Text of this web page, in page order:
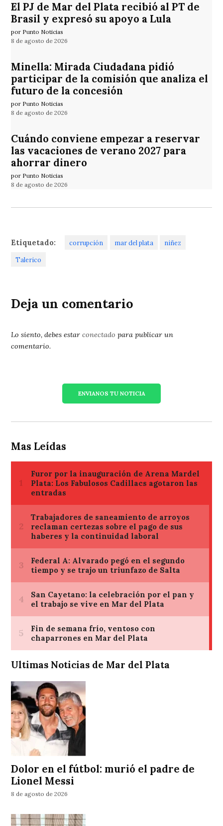
El PJ de Mar del Plata recibió al PT de
Brasil y expresó su apoyo a Lula
por Punto Noticias
8 de agosto de 2026
Minella: Mirada Ciudadana pidió
participar de la comisión que analiza el
futuro de la concesión
por Punto Noticias
8 de agosto de 2026
Cuándo conviene empezar a reservar
las vacaciones de verano 2027 para
ahorrar dinero
por Punto Noticias
8 de agosto de 2026
Etiquetado: corrupción mar del plata niñez
Talerico
Deja un comentario
Lo siento, debes estarconectado para publicar un
comentario.
ENVIANOS TU NOTICIA
Mas Leídas
Ultimas Noticias de Mar del Plata
Dolor en el fútbol: murió el padre de
Lionel Messi
8 de agosto de 2026